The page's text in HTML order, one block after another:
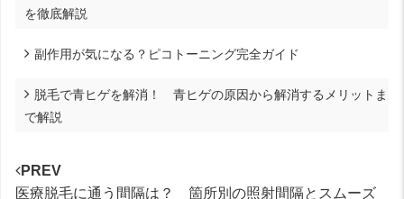
を徹底解説
副作用が気になる？ピコトーニング完全ガイド
脱毛で青ヒゲを解消！ 青ヒゲの原因から解消するメリットま
で解説
PREV
医療脱毛に通う間隔は？ 箇所別の照射間隔とスムーズ